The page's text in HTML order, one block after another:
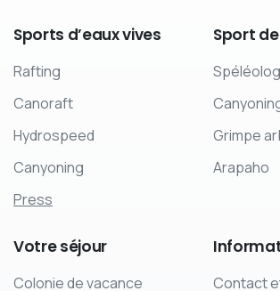
Sports d’eauxvives
Rafting
Canoraft
Hydrospeed
Canyoning
Press
Sport de
Grimpe
Arapaho
Votreséjour
Colonie de vacance Contact